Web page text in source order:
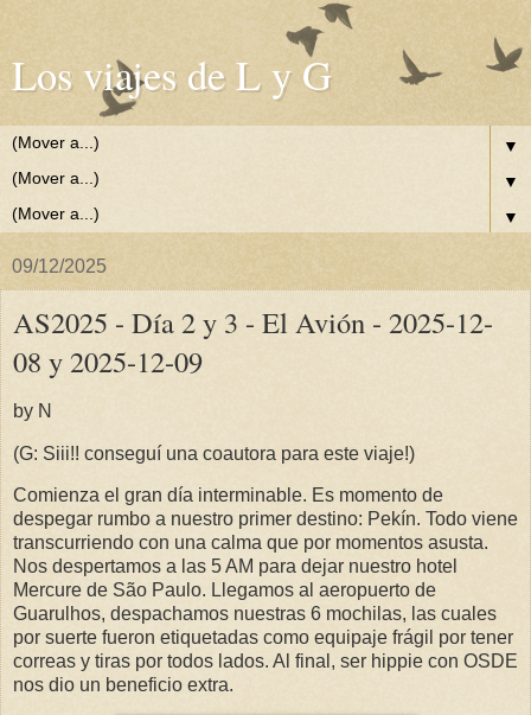
Los viajes de L y G
▼
▼
▼
09/12/2025
AS2025 - Día 2 y 3 - El Avión - 2025-12-
08 y 2025-12-09
by N
(G: Siii!! conseguí una coautora para este viaje!)
Comienza el gran día interminable. Es momento de
despegar rumbo a nuestro primer destino: Pekín. Todo viene
transcurriendo con una calma que por momentos asusta.
Nos despertamos a las 5 AM para dejar nuestro hotel
Mercure de São Paulo. Llegamos al aeropuerto de
Guarulhos, despachamos nuestras 6 mochilas, las cuales
por suerte fueron etiquetadas como equipaje frágil por tener
correas y tiras por todos lados. Al final, ser hippie con OSDE
nos dio un beneficio extra.